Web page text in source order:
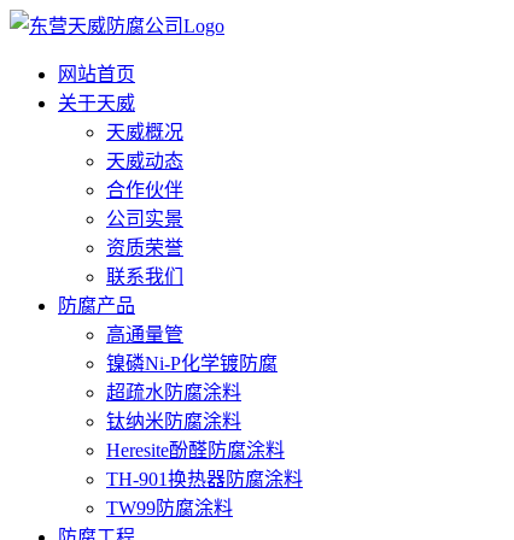
网站首页
关于天威
天威概况
天威动态
合作伙伴
公司实景
资质荣誉
联系我们
防腐产品
高通量管
镍磷Ni-P化学镀防腐
超疏水防腐涂料
钛纳米防腐涂料
Heresite酚醛防腐涂料
TH-901换热器防腐涂料
TW99防腐涂料